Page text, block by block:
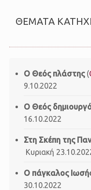
ΘΕΜΑΤΑ
Ο Θεός πλάστης(
9.10.2022
Ο Θεός
16.10.2022
Στη Σκέπη της
Κυριακή
Ο πάγκαλος
30.10.2022